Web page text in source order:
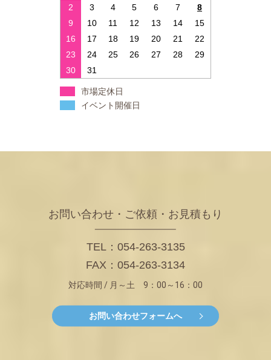
2
3 4 5 6 7
8
9
10 11 12 13 14
15
16
17 18 19 20 21
22
23
24 25 26 27 28
29
30
31
市場定休日
イベント開催日
お問い合わせ・ご依頼・お見積もり
TEL：054-263-3135
FAX：054-263-3134
対応時間 / 月～土 9：00～16：00
お問い合わせフォームへ